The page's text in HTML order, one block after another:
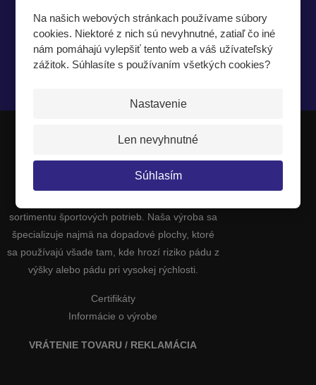
Na našich webových stránkach používame súbory
cookies. Niektoré z nich sú nevyhnutné, zatiaľ čo iné
nám pomáhajú vylepšiť tento web a váš užívateľský
zážitok. Súhlasíte s používaním všetkých cookies?
Nastavenie
Len nevyhnutné
Súhlasím
JIPAST a.s.
sortimentu športových potrieb. Naša výroba sa
špecializuje najmä na dopadové plochy, ktoré
sa používajú všade tam, kde hrozí riziko pádu z
výšky alebo pádu pri vysokej rýchlosti.
Certifikáty
Informácie o výrobe
VRÁTENIE TOVARU / REKLAMÁCIA